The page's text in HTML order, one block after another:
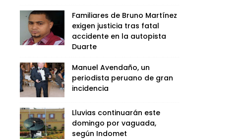
Familiares de Bruno Martínez
exigen justicia tras fatal
accidente en la autopista
Duarte
Manuel Avendaño, un
periodista peruano de gran
incidencia
Lluvias continuarán este
domingo por vaguada,
según Indomet